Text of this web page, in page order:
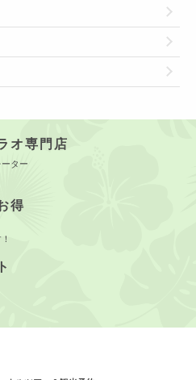
オ専門店
ター
得